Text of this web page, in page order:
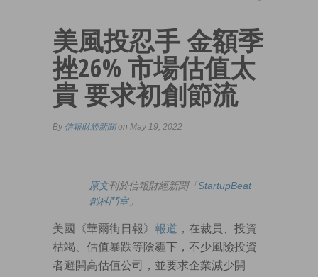
美風投忍手 金額季
挫26% 市場估值太
貴 要求初創節流
By 信報財經新聞on May 19, 2022
原文刊於信報財經新聞「StartupBeat
創科鬥室」
美國《華爾街日報》 報道 ，在裁員、投資
枯竭、估值暴跌等陰霾下，不少風險投資
者避開高估值公司，並要求企業減少開